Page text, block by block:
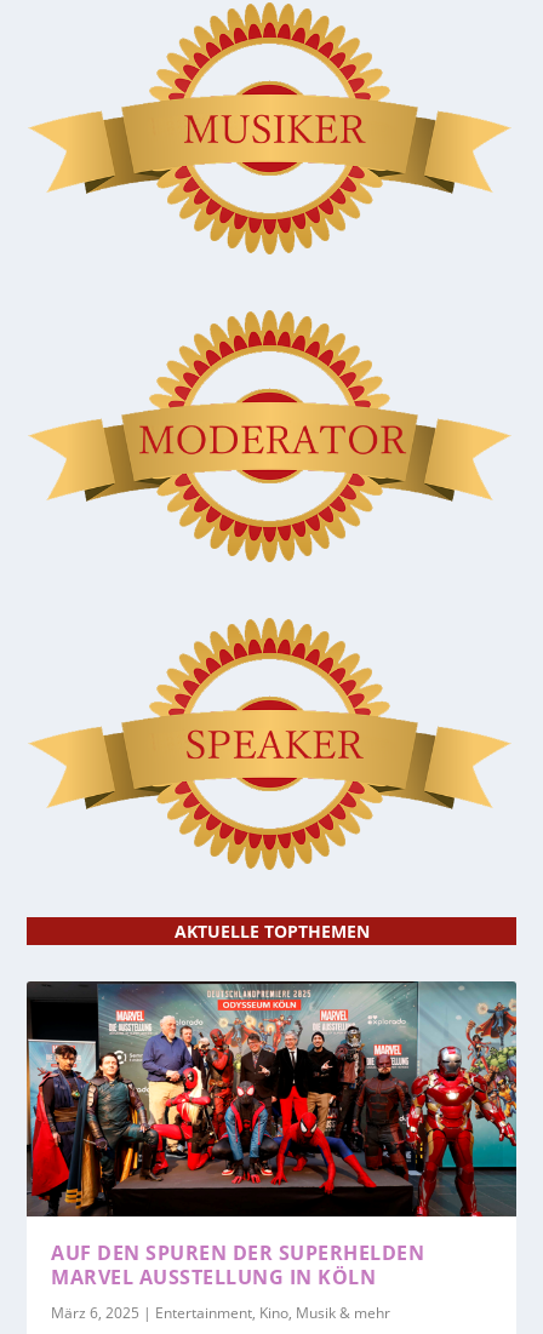
AKTUELLE TOPTHEMEN
AUF DEN SPUREN DER SUPERHELDEN
MARVEL AUSSTELLUNG IN KÖLN
März 6, 2025 | Entertainment, Kino, Musik & mehr